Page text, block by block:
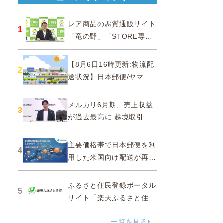
1
レア商品の悪質通販サイト
「竜の野」「STORE専門
ショップ」などに注意…消
費者庁
2
【8月6日16時更新:物流配
送状況】日本郵便/ヤマト
運輸/佐川急便/西濃運輸/福
山通運
3
メルカリ6月期、売上収益
が過去最高に 越境取引が
急成長
4
主要価格帯で日本郵便を利
用した米国向け配送が再
開、DDPソリューションと
API連携…ZenGroup
5
ふるさと住民登録ポータル
サイト「楽天ふるさと住
民」を2027年春に開設